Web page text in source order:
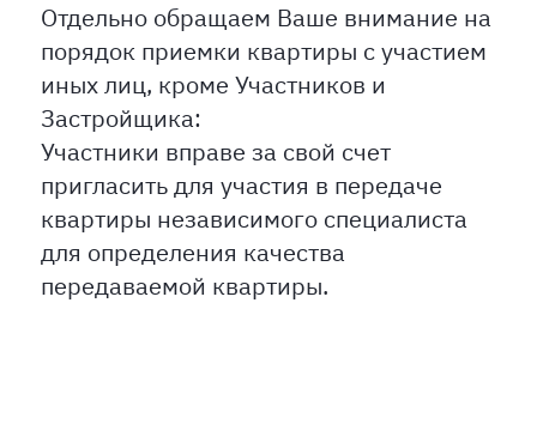
Отдельно обращаем Ваше внимание на
порядок приемки квартиры с участием
иных лиц, кроме Участников и
Застройщика:
Участники вправе за свой счет
пригласить для участия в передаче
квартиры независимого специалиста
для определения качества
передаваемой квартиры.